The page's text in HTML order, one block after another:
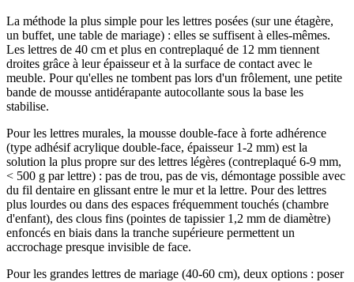
La méthode la plus simple pour les lettres posées (sur une étagère,
un buffet, une table de mariage) : elles se suffisent à elles-mêmes.
Les lettres de 40 cm et plus en contreplaqué de 12 mm tiennent
droites grâce à leur épaisseur et à la surface de contact avec le
meuble. Pour qu'elles ne tombent pas lors d'un frôlement, une petite
bande de mousse antidérapante autocollante sous la base les
stabilise.
Pour les lettres murales, la mousse double-face à forte adhérence
(type adhésif acrylique double-face, épaisseur 1-2 mm) est la
solution la plus propre sur des lettres légères (contreplaqué 6-9 mm,
< 500 g par lettre) : pas de trou, pas de vis, démontage possible avec
du fil dentaire en glissant entre le mur et la lettre. Pour des lettres
plus lourdes ou dans des espaces fréquemment touchés (chambre
d'enfant), des clous fins (pointes de tapissier 1,2 mm de diamètre)
enfoncés en biais dans la tranche supérieure permettent un
accrochage presque invisible de face.
Pour les grandes lettres de mariage (40-60 cm), deux options : poser